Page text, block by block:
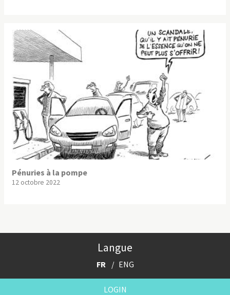
Pénuries à la pompe
12 octobre 2022
Langue
FR ENG
LOGIN